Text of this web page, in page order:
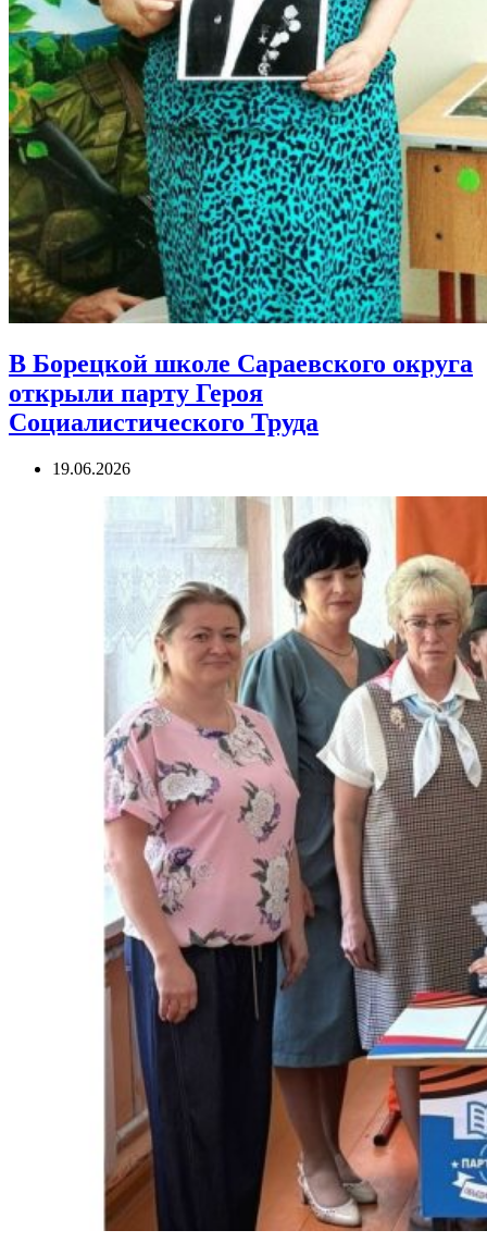
В Борецкой школе Сараевского округа
открыли парту Героя
Социалистического Труда
19.06.2026